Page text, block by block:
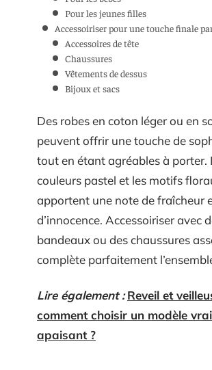
Pour les jeunes filles
Accessoiriser pour une touche finale
Accessoires de tête
Chaussures
Vêtements de dessus
Bijoux et sacs
Des robes en coton léger ou en
peuvent offrir une touche de
tout en étant agréables à porter.
couleurs pastel et les motifs
apportent une note de fraîcheur
d’innocence. Accessoiriser avec
bandeaux ou des chaussures
complète parfaitement
Lire également : Reveil et
comment choisir un modèle
apaisant ?